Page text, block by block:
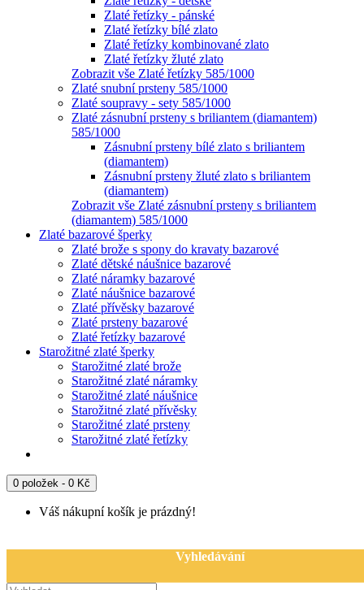
Zlaté řetízky - pánské
Zlaté řetízky bílé zlato
Zlaté řetízky kombinované zlato
Zlaté řetízky žluté zlato
Zobrazit vše Zlaté řetízky 585/1000
Zlaté snubní prsteny 585/1000
Zlaté soupravy - sety 585/1000
Zlaté zásnubní prsteny s briliantem (diamantem)
585/1000
Zásnubní prsteny bílé zlato s briliantem
(diamantem)
Zásnubní prsteny žluté zlato s briliantem
(diamantem)
Zobrazit vše Zlaté zásnubní prsteny s briliantem
(diamantem) 585/1000
Zlaté bazarové šperky
Zlaté brože s spony do kravaty bazarové
Zlaté dětské náušnice bazarové
Zlaté náramky bazarové
Zlaté náušnice bazarové
Zlaté přívěsky bazarové
Zlaté prsteny bazarové
Zlaté řetízky bazarové
Starožitné zlaté šperky
Starožitné zlaté brože
Starožitné zlaté náramky
Starožitné zlaté náušnice
Starožitné zlaté přívěsky
Starožitné zlaté prsteny
Starožitné zlaté řetízky
0 položek - 0 Kč
Váš nákupní košík je prázdný!
Vyhledávání